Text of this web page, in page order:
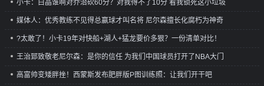
小卡：白晶谁啊对乔治砍60分？对我得不了10分 看我锁死这小垃圾
媒体人：优秀教练不见得总赢球才叫名将 尼尔森擅长化腐朽为神奇
?太敢了！小卡19年对快船+湖人+猛龙要价多狠？一份清单对比！
王治郅致敬老尼尔森：是你的信任 为我们中国球员打开了NBA大门
高富帅变矮胖挫！西蒙斯发布肥胖版P图训练照：让我们开干吧